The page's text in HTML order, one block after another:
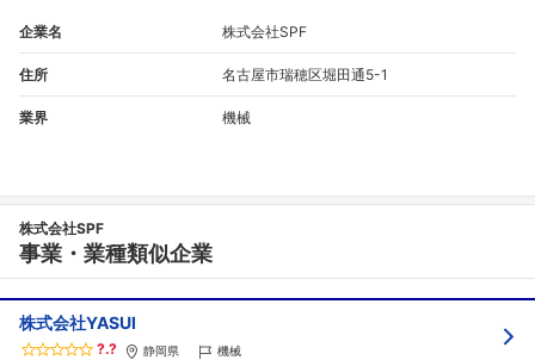
企業名 株式会社SPF
住所 名古屋市瑞穂区堀田通5-1
業界 機械
株式会社SPF
事業・業種類似企業
株式会社YASUI
?.? 静岡県 機械